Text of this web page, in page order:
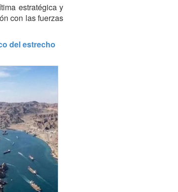
estratégica y
con las fuerzas
del estrecho